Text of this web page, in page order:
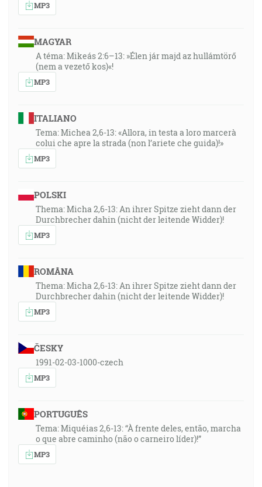
MP3
MAGYAR
A téma: Mikeás 2:6–13: »Élen jár majd az hullámtörő
(nem a vezető kos)«!
MP3
ITALIANO
Tema: Michea 2,6-13: «Allora, in testa a loro marcerà
colui che apre la strada (non l’ariete che guida)!»
MP3
POLSKI
Thema: Micha 2,6-13: An ihrer Spitze zieht dann der
Durchbrecher dahin (nicht der leitende Widder)!
MP3
ROMÂNA
Thema: Micha 2,6-13: An ihrer Spitze zieht dann der
Durchbrecher dahin (nicht der leitende Widder)!
MP3
ČESKY
1991-02-03-1000-czech
MP3
PORTUGUÊS
Tema: Miquéias 2,6-13: “À frente deles, então, marcha
o que abre caminho (não o carneiro líder)!”
MP3